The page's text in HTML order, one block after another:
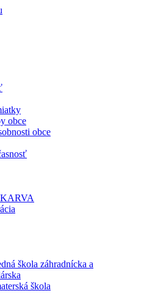
obce
obce
škola záhradnícka a
škola